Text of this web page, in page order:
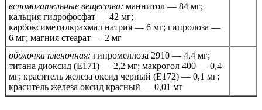
вспомогательные вещества: маннитол — 84 мг;
кальция гидрофосфат — 42 мг;
карбоксиметилкрахмал натрия — 6 мг; гипролоза —
6 мг; магния стеарат — 2 мг
оболочка пленочная: гипромеллоза 2910 — 4,4 мг;
титана диоксид (E171) — 2,2 мг; макрогол 400 — 0,4
мг; краситель железа оксид черный (E172) — 0,1 мг;
краситель железа оксид красный — 0,01 мг